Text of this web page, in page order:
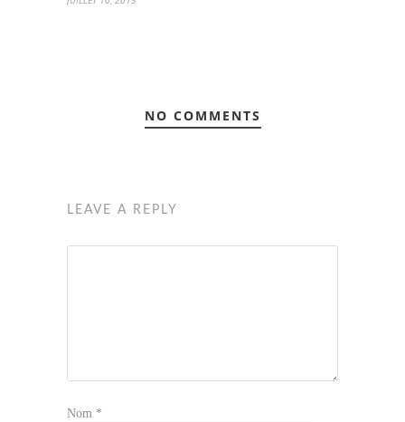
NO COMMENTS
LEAVE A REPLY
Nom *